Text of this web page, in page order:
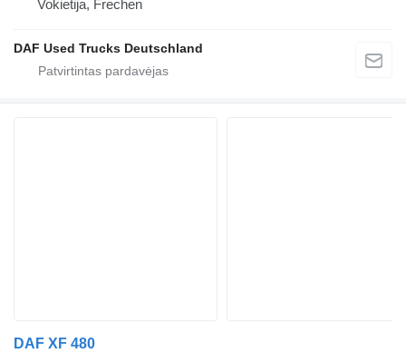
Vokietija, Frechen
DAF Used Trucks Deutschland
DAF XF 480